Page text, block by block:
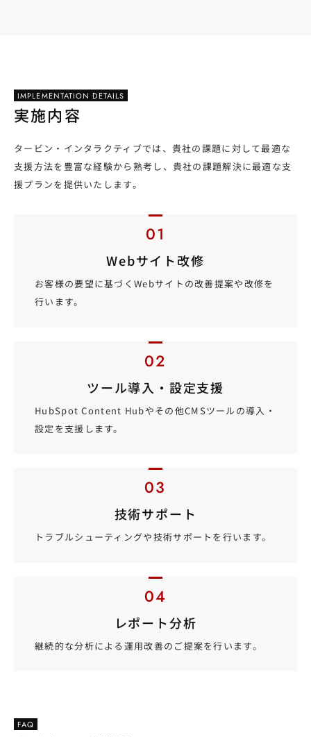
IMPLEMENTATION DETAILS
実施内容
タービン・インタラクティブでは、貴社の課題に対して最適な
支援方法を豊富な経験から熟考し、貴社の課題解決に最適な支
援プランを提供いたします。
Webサイト改修
お客様の要望に基づくWebサイトの改善提案や改修を
行います。
ツール導入・設定支援
HubSpot Content Hubやその他CMSツールの導入・
設定を支援します。
技術サポート
トラブルシューティングや技術サポートを行います。
レポート分析
継続的な分析による運用改善のご提案を行います。
FAQ